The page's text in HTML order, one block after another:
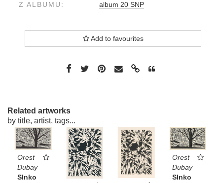
Z ALBUMU: album 20 SNP
Add to favourites
Related artworks
by title, artist, tags...
Orest
Dubay
Slnko
Orest
Dubay
Slnko